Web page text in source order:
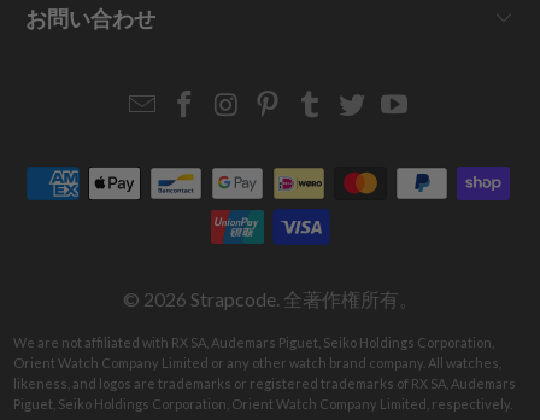
お問い合わせ
EmailStrapcode
Facebook
Strapcode
Instagram
Strapcode
Pinterest
Strapcode
Tumblr
Strapcode
TwitterYouTube
© 2026 Strapcode. 全著作権所有。
We are not affiliated with RX SA, Audemars Piguet, Seiko Holdings Corporation,
Orient Watch Company Limited or any other watch brand company. All watches,
likeness, and logos are trademarks or registered trademarks of RX SA, Audemars
Piguet, Seiko Holdings Corporation, Orient Watch Company Limited, respectively.